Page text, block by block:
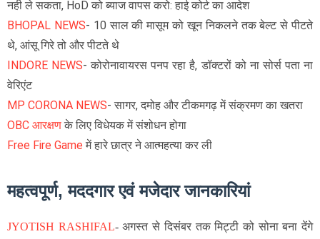
नही ले सकता, HoD को ब्याज वापस करो: हाई कोर्ट का आदेश
BHOPAL NEWS- 10 साल की मासूम को खून निकलने तक बेल्ट से पीटते
थे, आंसू गिरे तो और पीटते थे
INDORE NEWS- कोरोनावायरस पनप रहा है, डॉक्टरों को ना सोर्स पता ना
वेरिएंट
MP CORONA NEWS- सागर, दमोह और टीकमगढ़ में संक्रमण का खतरा
OBC आरक्षण के लिए विधेयक में संशोधन होगा
Free Fire Game में हारे छात्र ने आत्महत्या कर ली
महत्वपूर्ण, मददगार एवं मजेदार जानकारियां
JYOTISH RASHIFAL- अगस्त से दिसंबर तक मिट्टी को सोना बना देंगे